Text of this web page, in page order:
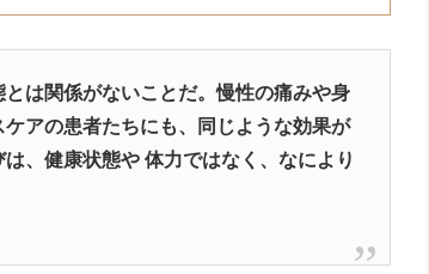
は関係がないことだ。慢性の痛みや身
アの患者たちにも、同じような効果が
、健康状態や 体力ではなく、なにより